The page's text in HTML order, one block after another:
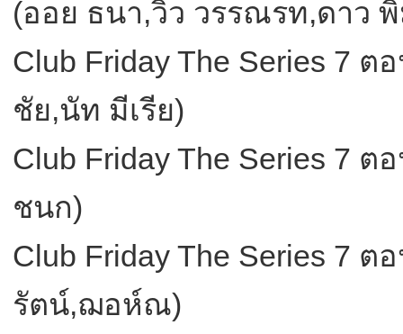
(ออย ธนา,วิว วรรณรท,ดาว
Club Friday The Series 7
ชัย,นัท มีเรีย)
Club Friday The Series 7
ชนก)
Club Friday The Series 7
รัตน์,ฌอห์ณ)